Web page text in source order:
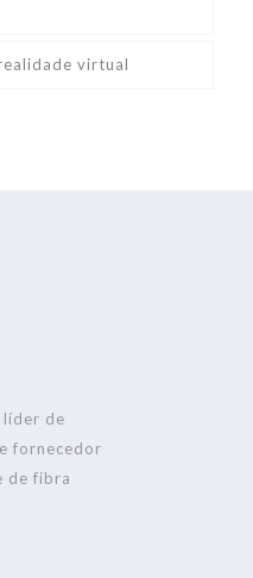
virtual
líder de
fornecedor
de fibra